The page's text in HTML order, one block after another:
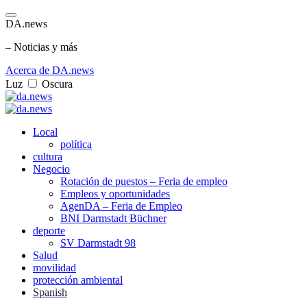
DA.news
– Noticias y más
Acerca de DA.news
Luz
Oscura
Local
política
cultura
Negocio
Rotación de puestos – Feria de empleo
Empleos y oportunidades
AgenDA – Feria de Empleo
BNI Darmstadt Büchner
deporte
SV Darmstadt 98
Salud
movilidad
protección ambiental
Spanish